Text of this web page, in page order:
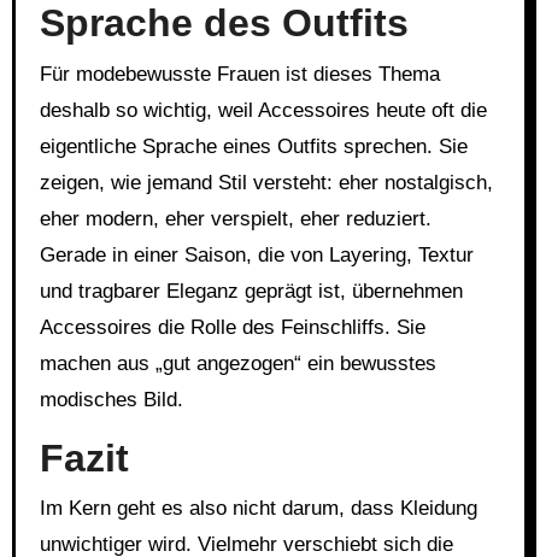
Sprache des Outfits
Für modebewusste Frauen ist dieses Thema
deshalb so wichtig, weil Accessoires heute oft die
eigentliche Sprache eines Outfits sprechen. Sie
zeigen, wie jemand Stil versteht: eher nostalgisch,
eher modern, eher verspielt, eher reduziert.
Gerade in einer Saison, die von Layering, Textur
und tragbarer Eleganz geprägt ist, übernehmen
Accessoires die Rolle des Feinschliffs. Sie
machen aus „gut angezogen“ ein bewusstes
modisches Bild.
Fazit
Im Kern geht es also nicht darum, dass Kleidung
unwichtiger wird. Vielmehr verschiebt sich die